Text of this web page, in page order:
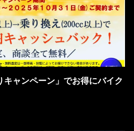
キャンペーン」でお得にバイク